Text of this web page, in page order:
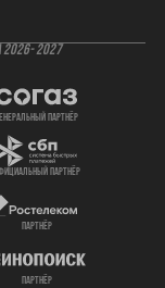
2026- 2027
партнёр
партнёр
партнёр
партнёр